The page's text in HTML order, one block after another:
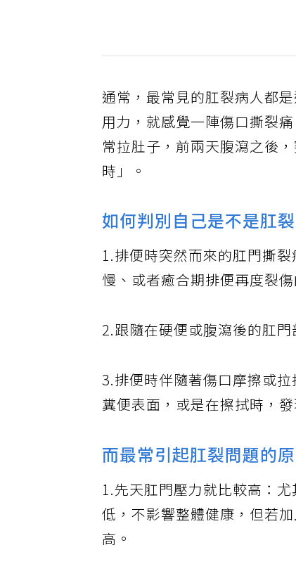
通常，最常見的肛裂病人都
用力，就感覺一陣傷口撕裂
常拉肚子，前兩天腹瀉之後
時」。
如何判別自己是不是肛裂
1.排便時突然而來的肛門撕
慢、或者癒合期排便再度裂
2.跟隨在硬便或腹瀉後的肛
3.排便時伴隨著傷口摩擦或
糞便表面，或是在擦拭時，
而最常引起肛裂問題的
1.先天肛門壓力就比較高：
低，不影響整體健康，但若
高。